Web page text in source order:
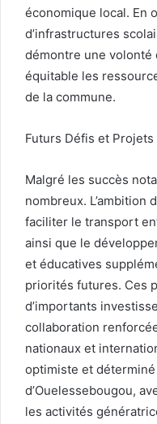
économique local. En
d’infrastructures
démontre une
équitable les
de la commune.
Futurs Défis et
Malgré les succès
nombreux.
faciliter le transport
ainsi que le
et éducatives
priorités futures. Ces
d’importants
collaboration
nationaux et
optimiste et
d’Ouelessebougou,
les activités